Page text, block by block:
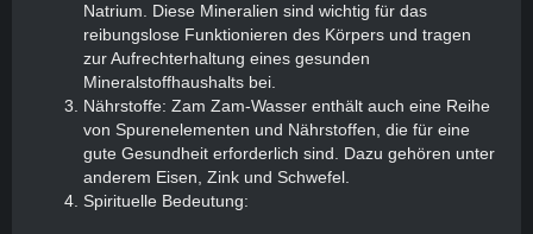
Natrium. Diese Mineralien sind wichtig für das
reibungslose Funktionieren des Körpers und tragen
zur Aufrechterhaltung eines gesunden
Mineralstoffhaushalts bei.
Nährstoffe: Zam Zam-Wasser enthält auch eine Reihe
von Spurenelementen und Nährstoffen, die für eine
gute Gesundheit erforderlich sind. Dazu gehören unter
anderem Eisen, Zink und Schwefel.
Spirituelle Bedeutung: